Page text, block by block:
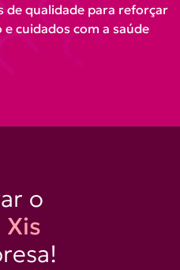
de qualidade para reforçar
cuidados com a saúde
o
Xis